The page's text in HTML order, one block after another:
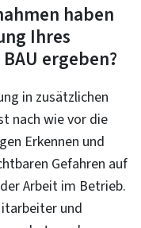
haben
Ihres
ergeben?
in zusätzlichen
nach wie vor die
Erkennen und
Gefahren auf
Arbeit im Betrieb.
und